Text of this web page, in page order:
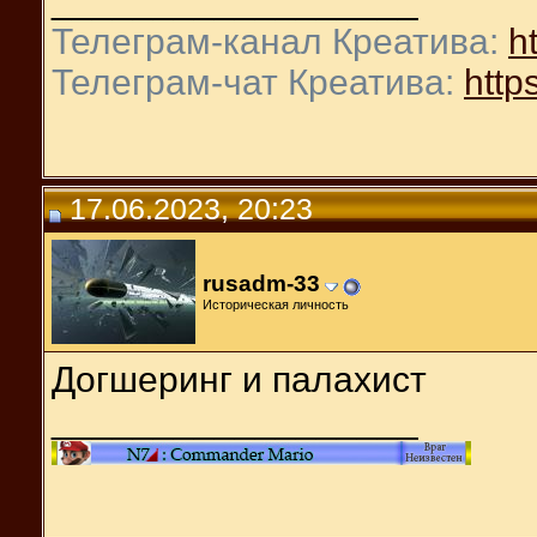
Телеграм-канал Креатива:
Телеграм-чат Креатива:
17.06.2023, 20:23
rusadm-33
Историческая личность
Догшеринг и палахист